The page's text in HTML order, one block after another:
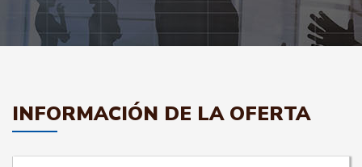
INFORMACIÓN DE LA OFERTA